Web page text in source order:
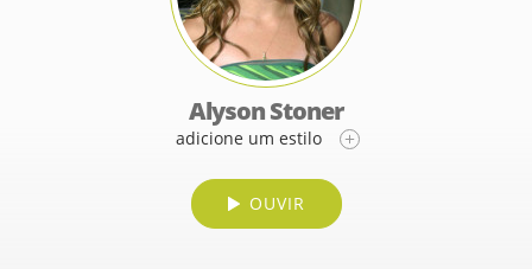
Alyson Stoner
adicione um estilo
OUVIR